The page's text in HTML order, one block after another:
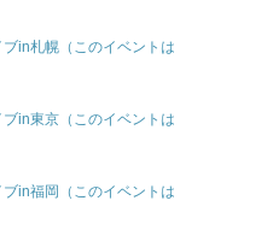
in札幌（このイベントは
in東京（このイベントは
in福岡（このイベントは